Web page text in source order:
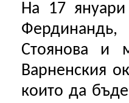
На 17
Стоянова и
Варненския
които да